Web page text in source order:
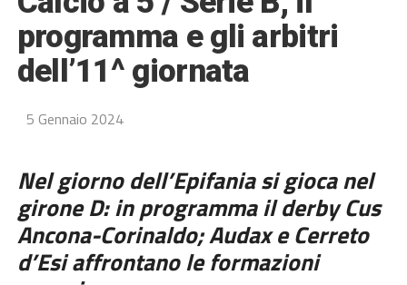
programma e gli arbitri
dell’11^ giornata
5 Gennaio 2024
Nel giorno dell’Epifania si gioca nel
girone D: in programma il derby Cus
Ancona-Corinaldo; Audax e Cerreto
d’Esi affrontano le formazioni